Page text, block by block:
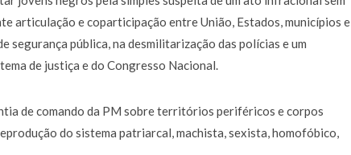
articulação e coparticipação entre União, Estados, municípios e
segurança pública, na desmilitarização das polícias e um
de justiça e do Congresso Nacional.
de comando da PM sobre territórios periféricos e corpos
do sistema patriarcal, machista, sexista, homofóbico,